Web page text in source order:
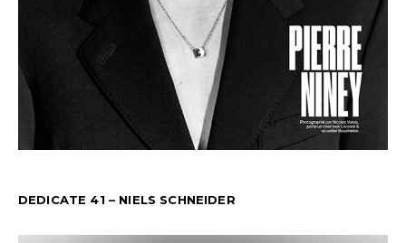
DEDICATE 41 – NIELS SCHNEIDER